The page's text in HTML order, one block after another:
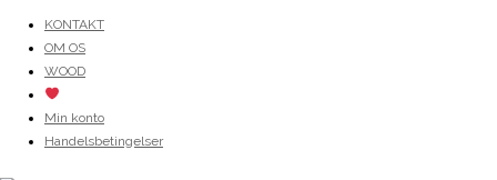
content
KONTAKT
OM OS
WOOD
Min konto
Handelsbetingelser